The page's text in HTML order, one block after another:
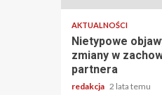
AKTUALNOŚCI
Nietypowe
zmiany w
partnera
redakcja 2 lata temu